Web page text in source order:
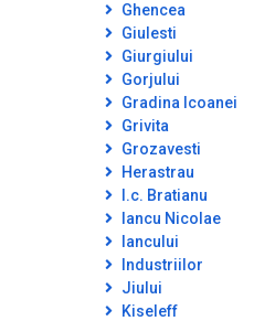
Ghencea
Giulesti
Giurgiului
Gorjului
Gradina Icoanei
Grivita
Grozavesti
Herastrau
I.c. Bratianu
Iancu Nicolae
Iancului
Industriilor
Jiului
Kiseleff